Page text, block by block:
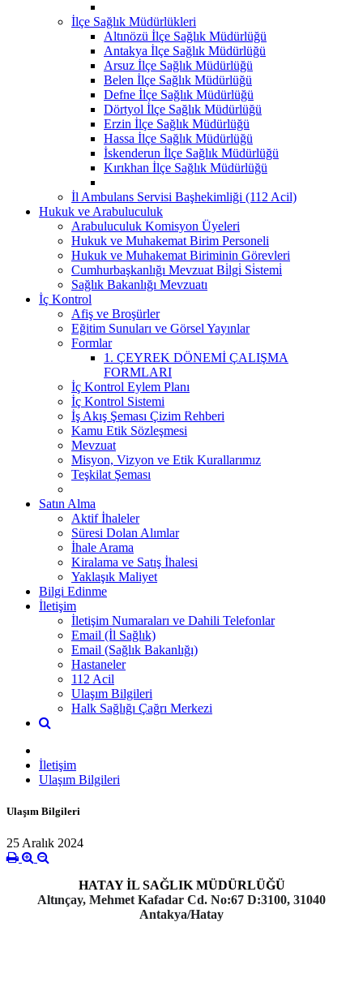
İlçe Sağlık Müdürlükleri
Altınözü İlçe Sağlık Müdürlüğü
Antakya İlçe Sağlık Müdürlüğü
Arsuz İlçe Sağlık Müdürlüğü
Belen İlçe Sağlık Müdürlüğü
Defne İlçe Sağlık Müdürlüğü
Dörtyol İlçe Sağlık Müdürlüğü
Erzin İlçe Sağlık Müdürlüğü
Hassa İlçe Sağlık Müdürlüğü
İskenderun İlçe Sağlık Müdürlüğü
Kırıkhan İlçe Sağlık Müdürlüğü
İl Ambulans Servisi Başhekimliği (112 Acil)
Hukuk ve Arabuluculuk
Arabuluculuk Komisyon Üyeleri
Hukuk ve Muhakemat Birim Personeli
Hukuk ve Muhakemat Biriminin Görevleri
Cumhurbaşkanlığı Mevzuat Bi̇lgi̇ Si̇stemi̇
Sağlık Bakanlığı Mevzuatı
İç Kontrol
Afiş ve Broşürler
Eğitim Sunuları ve Görsel Yayınlar
Formlar
1. ÇEYREK DÖNEMİ ÇALIŞMA
FORMLARI
İç Kontrol Eylem Planı
İç Kontrol Sistemi
İş Akış Şeması Çizim Rehberi
Kamu Etik Sözleşmesi
Mevzuat
Misyon, Vizyon ve Etik Kurallarımız
Teşkilat Şeması
Satın Alma
Aktif İhaleler
Süresi Dolan Alımlar
İhale Arama
Kiralama ve Satış İhalesi
Yaklaşık Maliyet
Bilgi Edinme
İletişim
İletişim Numaraları ve Dahili Telefonlar
Email (İl Sağlık)
Email (Sağlık Bakanlığı)
Hastaneler
112 Acil
Ulaşım Bilgileri
Halk Sağlığı Çağrı Merkezi
İletişim
Ulaşım Bilgileri
Ulaşım Bilgileri
25 Aralık 2024
HATAY İL SAĞLIK MÜDÜRLÜĞÜ
Altınçay, Mehmet Kafadar Cd. No:67 D:3100, 31040
Antakya/Hatay